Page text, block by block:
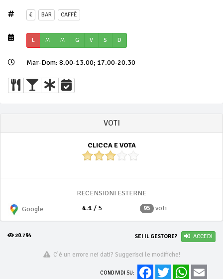
€ BAR CAFFÈ
L M M G V S D
Mar-Dom: 8.00-13.00; 17.00-20.30
VOTI
CLICCA E VOTA
RECENSIONI ESTERNE
Google
4.1 / 5 95 voti
20.794 SEI IL GESTORE? ACCEDI
C'è un errore nei dati? Suggerisci le modifiche!
CONDIVIDI SU:
FacebookTwitter WhatsApp